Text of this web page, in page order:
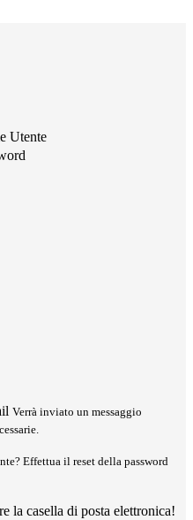
Utente
Verrà inviato un messaggio
Effettua il reset della password
la casella di posta elettronica!